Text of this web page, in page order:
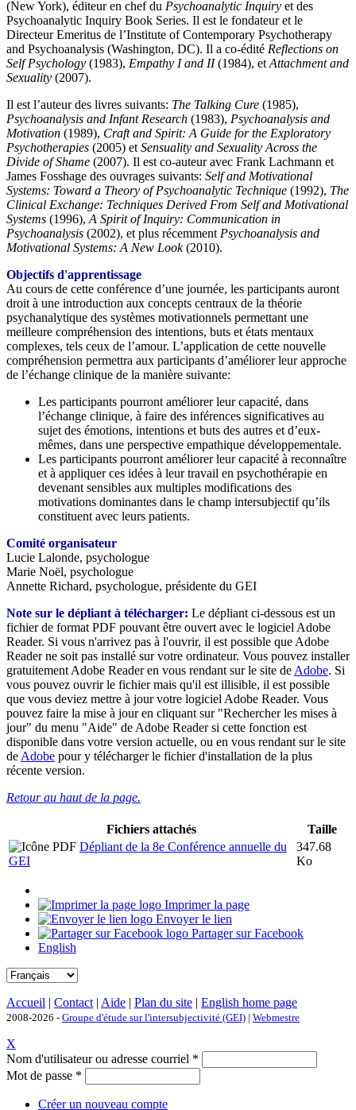
(New York), éditeur en chef du Psychoanalytic Inquiry et des
Psychoanalytic Inquiry Book Series. Il est le fondateur et le
Directeur Emeritus de l’Institute of Contemporary Psychotherapy
and Psychoanalysis (Washington, DC). Il a co-édité Reflections on
Self Psychology (1983), Empathy I and II(1984), et Attachment and
Sexuality (2007).
Il est l’auteur des livres suivants: The Talking Cure (1985),
Psychoanalysis and Infant Research (1983), Psychoanalysis and
Motivation (1989), Craft and Spirit: A Guide for the Exploratory
Psychotherapies (2005) et Sensuality and Sexuality Across the
Divide of Shame (2007). Il est co-auteur avec Frank Lachmann et
James Fosshage des ouvrages suivants: Self and Motivational
Systems: Toward a Theory of Psychoanalytic Technique (1992), The
Clinical Exchange: Techniques Derived From Self and Motivational
Systems (1996), A Spirit of Inquiry: Communication in
Psychoanalysis (2002), et plus récemment Psychoanalysis and
Motivational Systems: A New Look(2010).
Objectifs d'apprentissage
Au cours de cette conférence d’une journée, les participants auront
droit à une introduction aux concepts centraux de la théorie
psychanalytique des systèmes motivationnels permettant une
meilleure compréhension des intentions, buts et états mentaux
complexes, tels ceux de l’amour. L’application de cette nouvelle
compréhension permettra aux participants d’améliorer leur approche
de l’échange clinique de la manière suivante:
Les participants pourront améliorer leur capacité, dans
l’échange clinique, à faire des inférences significatives au
sujet des émotions, intentions et buts des autres et d’eux-
mêmes, dans une perspective empathique développementale.
Les participants pourront améliorer leur capacité à reconnaître
et à appliquer ces idées à leur travail en psychothérapie en
devenant sensibles aux multiples modifications des
motivations dominantes dans le champ intersubjectif qu’ils
constituent avec leurs patients.
Comité organisateur
Lucie Lalonde, psychologue
Marie Noël, psychologue
Annette Richard, psychologue, présidente du GEI
Note sur le dépliant à télécharger: Le dépliant ci-dessous est un
fichier de format PDF pouvant être ouvert avec le logiciel Adobe
Reader. Si vous n'arrivez pas à l'ouvrir, il est possible que Adobe
Reader ne soit pas installé sur votre ordinateur. Vous pouvez installer
gratuitement Adobe Reader en vous rendant sur le site de Adobe. Si
vous pouvez ouvrir le fichier mais qu'il est illisible, il est possible
que vous deviez mettre à jour votre logiciel Adobe Reader. Vous
pouvez faire la mise à jour en cliquant sur "Rechercher les mises à
jour" du menu "Aide" de Adobe Reader si cette fonction est
disponible dans votre version actuelle, ou en vous rendant sur le site
de Adobe pour y télécharger le fichier d'installation de la plus
récente version.
Retour au haut de la page.
Fichiers attachés
Taille
Dépliant de la 8e Conférence annuelle du
GEI
347.68
Ko
Imprimer la page
Envoyer le lien
Partager sur Facebook
English
Accueil | Contact | Aide | Plan du site | English home page
2008-2026 - Groupe d'étude sur l'intersubjectivité (GEI) | Webmestre
X
Nom d'utilisateur ou adresse courriel *
Mot de passe *
Créer un nouveau compte